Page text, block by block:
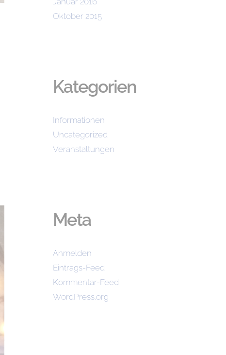
Oktober 2015
Kategorien
Informationen
Uncategorized
Veranstaltungen
Meta
Anmelden
Eintrags-Feed
Kommentar-Feed
WordPress.org